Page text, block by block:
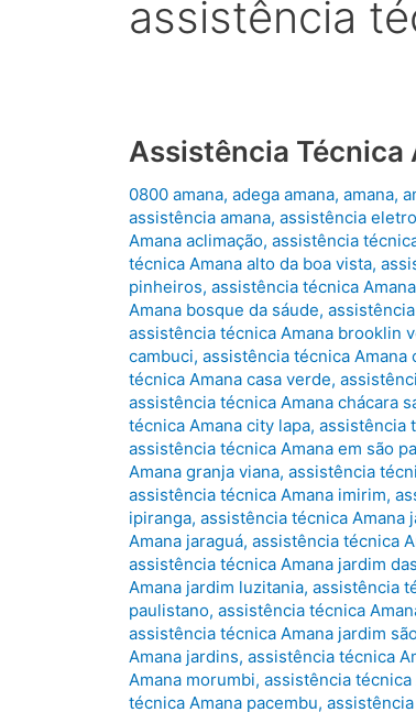
assistência
Assistência Técnica
0800 amana, adega amana, amana,
assistência amana, assistência
Amana aclimação, assistência
técnica Amana alto da boa vista,
pinheiros, assistência técnica
Amana bosque da sáude,
assistência técnica Amana brooklin
cambuci, assistência técnica Amana
técnica Amana casa verde,
assistência técnica Amana chácara
técnica Amana city lapa, assistência
assistência técnica Amana em são
Amana granja viana, assistência
assistência técnica Amana imirim,
ipiranga, assistência técnica Amana
Amana jaraguá, assistência técnica
assistência técnica Amana jardim
Amana jardim luzitania, assistência
paulistano, assistência técnica
assistência técnica Amana jardim
Amana jardins, assistência técnica
Amana morumbi, assistência
técnica Amana pacembu,